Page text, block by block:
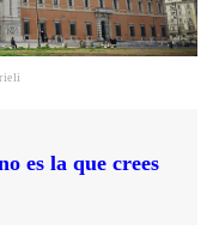
es la que crees